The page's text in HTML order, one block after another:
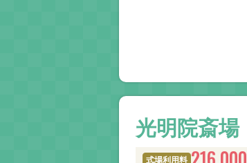
光明院斎場
式場利用料